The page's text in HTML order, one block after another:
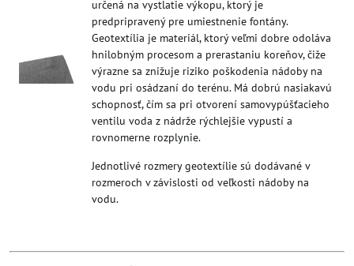
určená na vystlatie výkopu, ktorý je
predpripravený pre umiestnenie fontány.
Geotextília je materiál, ktorý veľmi dobre odoláva
hnilobným procesom a prerastaniu koreňov, čiže
výrazne sa znižuje riziko poškodenia nádoby na
vodu pri osádzaní do terénu. Má dobrú nasiakavú
schopnosť, čím sa pri otvorení samovypúšťacieho
ventilu voda z nádrže rýchlejšie vypustí a
rovnomerne rozplynie.
Jednotlivé rozmery geotextílie sú dodávané v
rozmeroch v závislosti od veľkosti nádoby na
vodu.